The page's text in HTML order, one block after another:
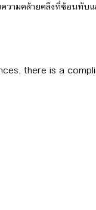
วามคล้ายคลึงที่ซ้อนทับ
there is a